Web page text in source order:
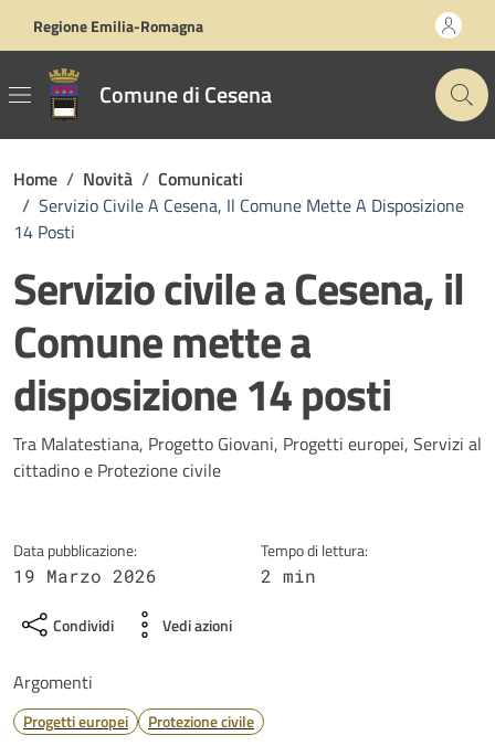
Regione Emilia-Romagna
Comune di Cesena
Home / Novità / Comunicati
/ Servizio Civile A Cesena, Il Comune Mette A Disposizione
14 Posti
Servizio civile a Cesena, il
Comune mette a
disposizione 14 posti
Dettagli della notizia
Tra Malatestiana, Progetto Giovani, Progetti europei, Servizi al
cittadino e Protezione civile
Data pubblicazione:
19 Marzo 2026
Tempo di lettura:
2 min
Condividi Vedi azioni
Argomenti
Progetti europei Protezione civile